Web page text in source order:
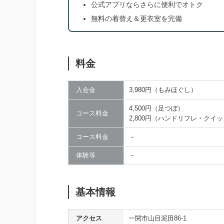
公式アプリならさらに便利でオトク
無料の着替え＆更衣室を完備
料金
入会金 3,980円（もみほぐし）
コース料金
4,500円（足つぼ）
2,800円（ハンドリフレ・クイッ
コース料金 －
体験等 －
基本情報
アクセス 一関市山目泥田86-1